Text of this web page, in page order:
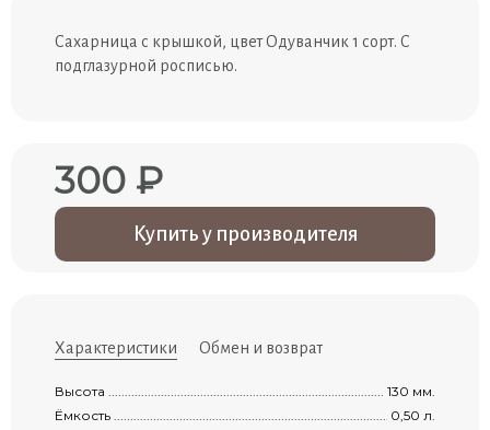
Сахарница с крышкой, цвет Одуванчик 1 сорт. С
подглазурной росписью.
300 ₽
Купить у производителя
Характеристики Обмен и возврат
Высота
130 мм.
Ёмкость
0,50 л.